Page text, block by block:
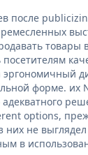
после
товары
эргономичный
форме. их
адекватного
options,
не выглядел
в